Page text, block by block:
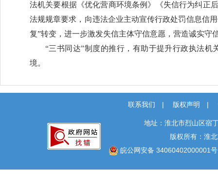
法机关要根据《优化营商环境条例》《失信行为纠正
法规规章要求，向违法企业主动宣传行政处罚信息信
复”转变，进一步激发失信主体守信意愿，营造诚实守
“三书同达”制度的推行，有助于提升行政执法
境。
联系我们 | 版权声明 |
地址：淮北市烈山区宿
版权所有：淮
皖公网安备 34060402000001号